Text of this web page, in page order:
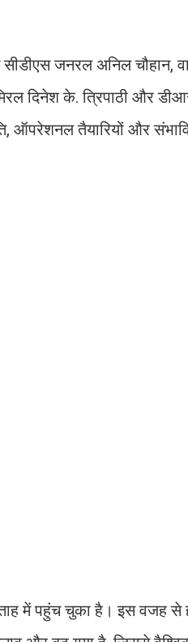
सीडीएस जनरल अनिल
दिनेश के. त्रिपाठी और
ऑपरेशनल तैयारियों और
में पहुंच चुका है। इस वजह से